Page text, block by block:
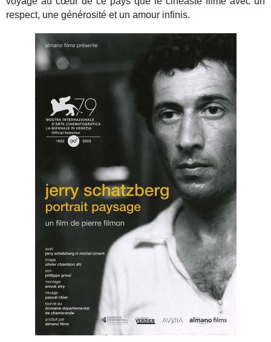
respect, une générosité et un amour infinis.